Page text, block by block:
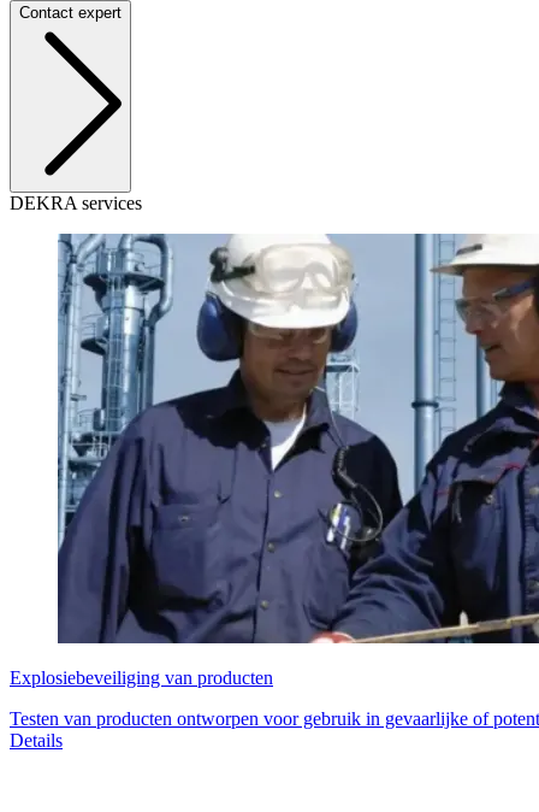
Contact expert
DEKRA services
Explosiebeveiliging van producten
Testen van producten ontworpen voor gebruik in gevaarlijke of
Details